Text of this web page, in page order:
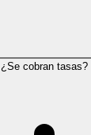
¿Se cobran tasas?